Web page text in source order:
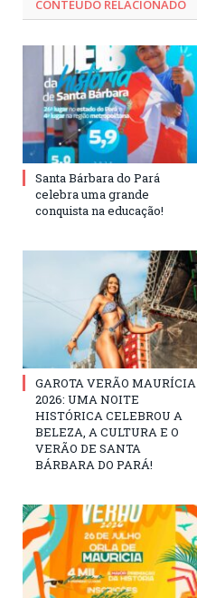
CONTEÚDO RELACIONADO
Santa Bárbara do Pará
celebra uma grande
conquista na educação!
GAROTA VERÃO MAURÍCIA
2026: UMA NOITE
HISTÓRICA CELEBROU A
BELEZA, A CULTURA E O
VERÃO DE SANTA
BÁRBARA DO PARÁ!